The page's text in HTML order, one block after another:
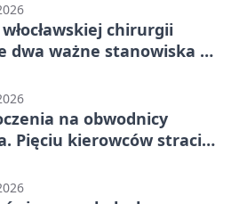
chirurgii
dwa ważne stanowiska w
na obwodnicy
Pięciu kierowców straciło